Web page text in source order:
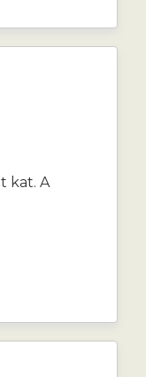
kat. A